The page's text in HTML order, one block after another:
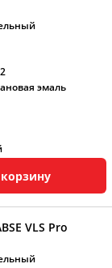
2
эмаль
VLS Pro